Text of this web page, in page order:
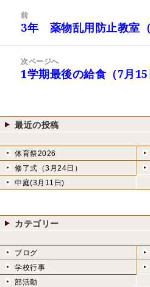
ン
前
前
投
稿:
3年 薬物乱用防止教室（
次ページへ
次
稿:
1学期最後の給食（7月15
最近の投稿
体育祭2026
修了式（3月24日）
中庭(3月11日)
カテゴリー
ブログ
学校行事
部活動